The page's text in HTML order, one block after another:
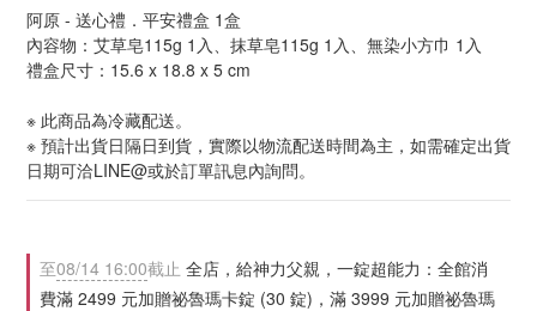
阿原 - 送心禮．平安禮盒 1盒
內容物：艾草皂115g 1入、抹草皂115g 1入、無染小方巾 1入
禮盒尺寸：15.6 x 18.8 x 5 cm
※ 此商品為冷藏配送。
※ 預計出貨日隔日到貨，實際以物流配送時間為主，如需確定出貨
日期可洽LINE@或於訂單訊息內詢問。
至08/14 16:00截止 全店，給神力父親，一錠超能力：全館消
費滿 2499 元加贈祕魯瑪卡錠 (30 錠)，滿 3999 元加贈祕魯瑪